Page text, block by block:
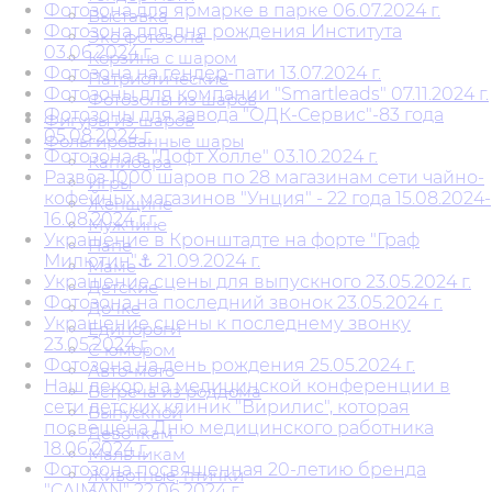
Выставка
Эко фотозона
Корзина с шаром
Патриотические
Фотозоны из шаров
Фигуры из шаров
Фольгированные шары
Капибара
Игры
Женщине
Мужчине
Папе
Маме
Детские
Дочке
Единороги
С юмором
Авто-мото
Встреча из роддома
Выпускной
Девочкам
Мальчикам
Животные, птички
Фотозона для ярмарке в парке 06.07.2024 г.
Фотозона для дня рождения Института
03.06.2024 г.
Фотозона на гендер-пати 13.07.2024 г.
Фотозоны для компании "Smartleads" 07.11.2024 г.
Фотозоны для завода "ОДК-Сервис"-83 года
05.08.2024 г.
Фотозона в "Лофт Холле" 03.10.2024 г.
Развоз 1000 шаров по 28 магазинам сети чайно-
кофейных магазинов "Унция" - 22 года 15.08.2024-
16.08.2024 г.г.
Украшение в Кронштадте на форте "Граф
Милютин"⚓ 21.09.2024 г.
Украшение сцены для выпускного 23.05.2024 г.
Фотозона на последний звонок 23.05.2024 г.
Украшение сцены к последнему звонку
23.05.2024 г.
Фотозона на день рождения 25.05.2024 г.
Наш декор на медицинской конференции в
сети детских клиник "Вирилис", которая
посвещена Дню медицинского работника
18.06.2024 г.
Фотозона посвященная 20-летию бренда